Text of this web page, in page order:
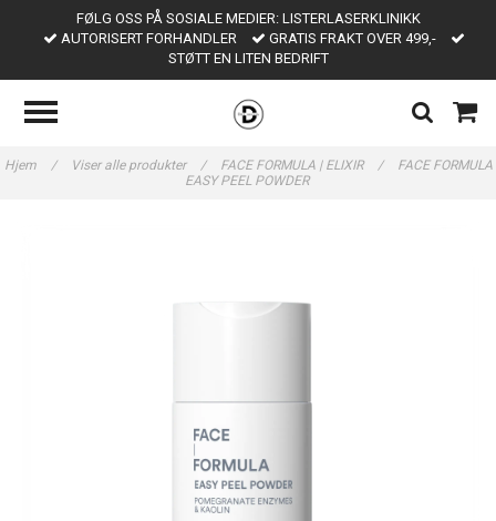
FØLG OSS PÅ SOSIALE MEDIER: LISTERLASERKLINIKK
AUTORISERT FORHANDLER
GRATIS FRAKT OVER 499,-
STØTT EN LITEN BEDRIFT
Hjem / Viser alle produkter / FACE FORMULA | ELIXIR /
FACE FORMULA
EASY PEEL POWDER